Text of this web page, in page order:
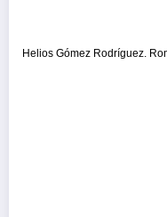
Helios Gómez Rodríguez.